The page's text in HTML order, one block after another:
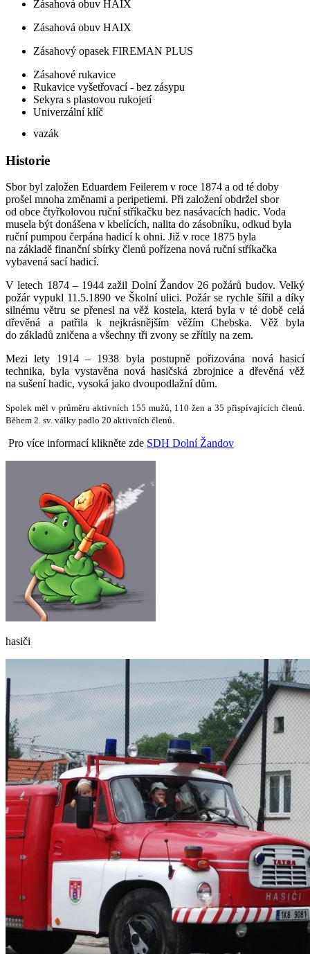
Zásahová obuv HAIX
Zásahová obuv HAIX
Zásahový opasek FIREMAN PLUS
Zásahové rukavice
Rukavice vyšetřovací - bez zásypu
Sekyra s plastovou rukojetí
Univerzální klíč
vazák
Historie
Sbor byl založen Eduardem Feilerem v roce 1874 a od té doby
prošel mnoha změnami a peripetiemi. Při založení obdržel sbor
od obce čtyřkolovou ruční stříkačku bez nasávacích hadic. Voda
musela být donášena v kbelících, nalita do zásobníku, odkud byla
ruční pumpou čerpána hadicí k ohni. Již v roce 1875 byla
na základě finanční sbírky členů pořízena nová ruční stříkačka
vybavená sací hadicí.
V letech 1874 – 1944 zažil Dolní Žandov 26 požárů budov. Velký
požár vypukl 11.5.1890 ve Školní ulici. Požár se rychle šířil a díky
silnému větru se přenesl na věž kostela, která byla v té době celá
dřevěná a patřila k nejkrásnějším věžím Chebska. Věž byla
do základů zničena a všechny tři zvony se zřítily na zem.
Mezi lety 1914 – 1938 byla postupně pořizována nová hasicí
technika, byla vystavěna nová hasičská zbrojnice a dřevěná věž
na sušení hadic, vysoká jako dvoupodlažní dům.
Spolek měl v průměru aktivních 155 mužů, 110 žen a 35 přispívajících členů.
Během 2. sv. války padlo 20 aktivních členů.
Pro více informací klikněte zde SDH Dolní Žandov
hasiči